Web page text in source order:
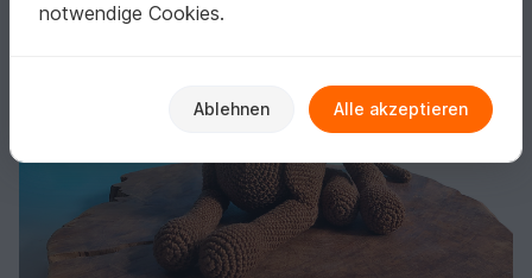
notwendige Cookies.
Ablehnen Alle akzeptieren